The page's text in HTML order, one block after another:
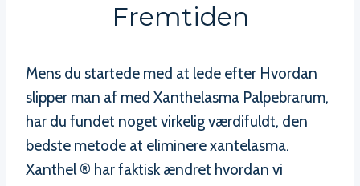
Fremtiden
Mens du startede med at lede efter Hvordan
slipper man af med Xanthelasma Palpebrarum,
har du fundet noget virkelig værdifuldt, den
bedste metode at eliminere xantelasma.
Xanthel ® har faktisk ændret hvordan vi